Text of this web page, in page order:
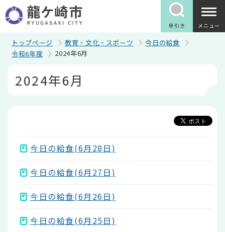
の
ペ
早引き メニュー
トップページ 教育・文化・スポーツ
今日の給食
令和6年度
2024年6月
2024年6月
今日の給食(6月28日)
今日の給食(6月27日)
今日の給食(6月26日)
今日の給食(6月25日)